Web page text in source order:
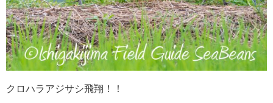
クロハラアジサシ飛翔！！